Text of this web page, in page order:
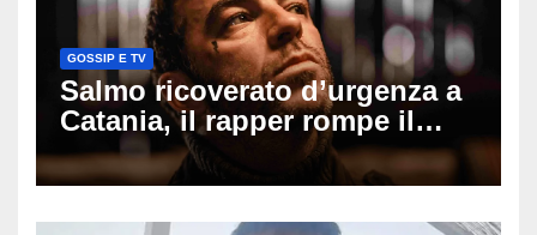
GOSSIP E TV
Salmo ricoverato d’urgenza a
Catania, il rapper rompe il
silenzio dopo la notte in
ospedale: come sta e cosa